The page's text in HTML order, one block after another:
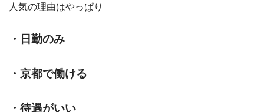
人気の理由はやっぱり
・日勤のみ
・京都で働ける
・待遇がいい